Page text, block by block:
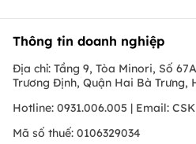
Thông tin doanh nghiệp
Địa chỉ: Tầng 9, Tòa Minori, Số
Trương Định, Quận Hai Bà Trưng,
Hotline: 0931.006.005 | Email:
Mã số thuế: 0106329034